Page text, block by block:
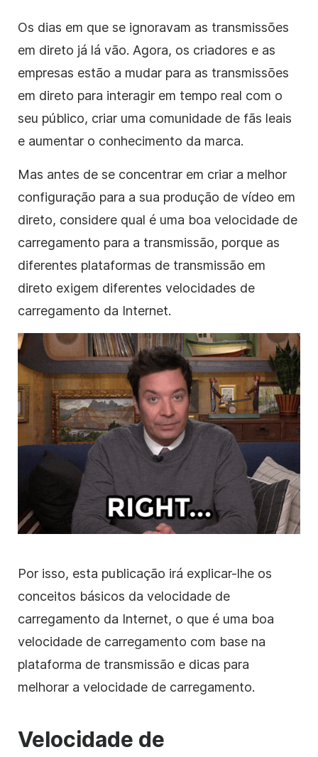
Os dias em que se ignoravam as transmissões
em direto já lá vão. Agora, os criadores e as
empresas estão a mudar para as transmissões
em direto para interagir em tempo real com o
seu público, criar uma comunidade de fãs leais
e aumentar o conhecimento da marca.
Mas antes de se concentrar em criar a melhor
configuração para a sua produção de vídeo em
direto, considere qual é uma boa velocidade de
carregamento para a transmissão, porque as
diferentes plataformas de transmissão em
direto exigem diferentes velocidades de
carregamento da Internet.
Por isso, esta publicação irá explicar-lhe os
conceitos básicos da velocidade de
carregamento da Internet, o que é uma boa
velocidade de carregamento com base na
plataforma de transmissão e dicas para
melhorar a velocidade de carregamento.
Velocidade de